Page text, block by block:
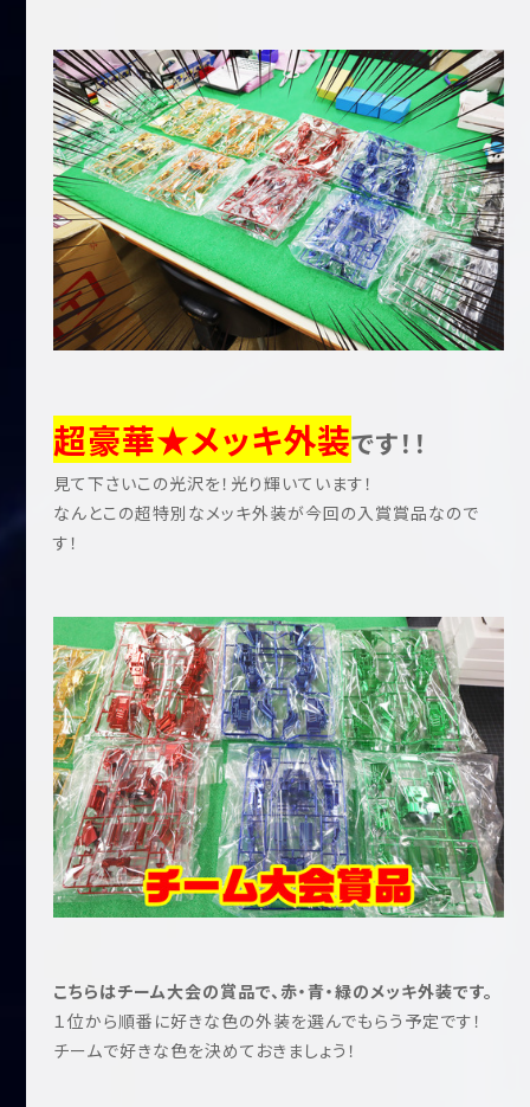
超豪華★メッキ外装です！！
見て下さいこの光沢を！光り輝いています！
なんとこの超特別なメッキ外装が今回の入賞賞品なので
す！
こちらはチーム大会の賞品で、赤・青・緑のメッキ外装です。
１位から順番に好きな色の外装を選んでもらう予定です！
チームで好きな色を決めておきましょう！